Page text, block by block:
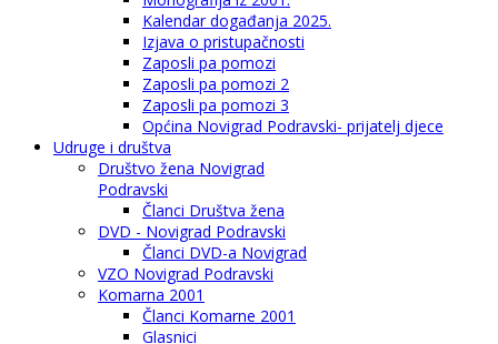
Kalendar događanja 2025.
Izjava o pristupačnosti
Zaposli pa pomozi
Zaposli pa pomozi 2
Zaposli pa pomozi 3
Općina Novigrad Podravski- prijatelj djece
Udruge i društva
Društvo žena Novigrad
Podravski
Članci Društva žena
DVD - Novigrad Podravski
Članci DVD-a Novigrad
VZO Novigrad Podravski
Komarna 2001
Članci Komarne 2001
Glasnici